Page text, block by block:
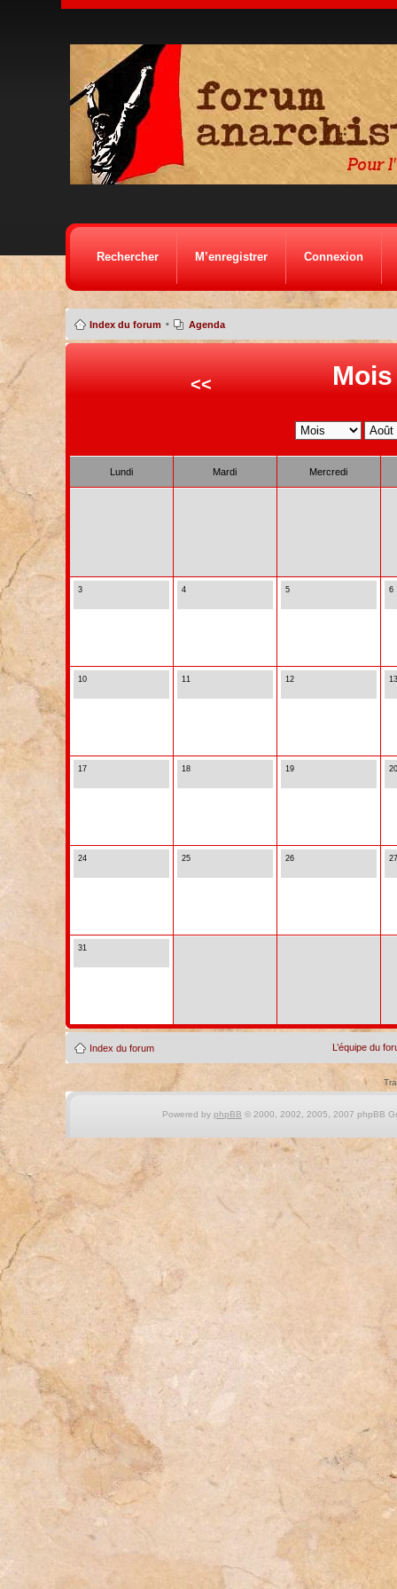
Rechercher M’enregistrer Connexion
Index du forum • Agenda
<<
Lundi Mardi Mercredi
3 4 5 6
10 11 12 13
17 18 19 20
24 25 26 27
31
Index du forum L’équipe du
Powered by phpBB © 2000, 2002, 2005, 2007 phpBB